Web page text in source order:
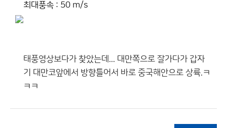
최대풍속 : 50 m/s
태풍영상보다가 찾았는데... 대만쪽으로 잘가다가 갑자
기 대만코앞에서 방향틀어서 바로 중국해안으로 상륙.ㅋ
ㅋㅋ